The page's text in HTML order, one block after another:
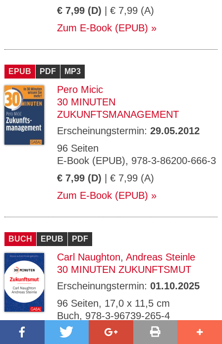
€ 7,99 (D) | € 7,99 (A)
Zum E-Book (EPUB)
EPUB PDF MP3
Pero Micic
30 MINUTEN
ZUKUNFTSMANAGEMENT
Erscheinungstermin: 29.05.2012
96 Seiten
E-Book (EPUB), 978-3-86200-666-3
€ 7,99 (D) | € 7,99 (A)
Zum E-Book (EPUB)
BUCH EPUB PDF
Carl Naughton, Andreas Steinle
30 MINUTEN ZUKUNFTSMUT
Erscheinungstermin: 01.10.2025
96 Seiten, 17,0 x 11,5 cm
Buch, 978-3-96739-265-4
€ 10,90 (D)| € 11,30 (A)